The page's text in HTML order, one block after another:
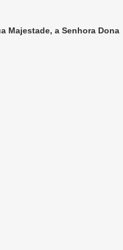
Majestade, a Senhora Dona